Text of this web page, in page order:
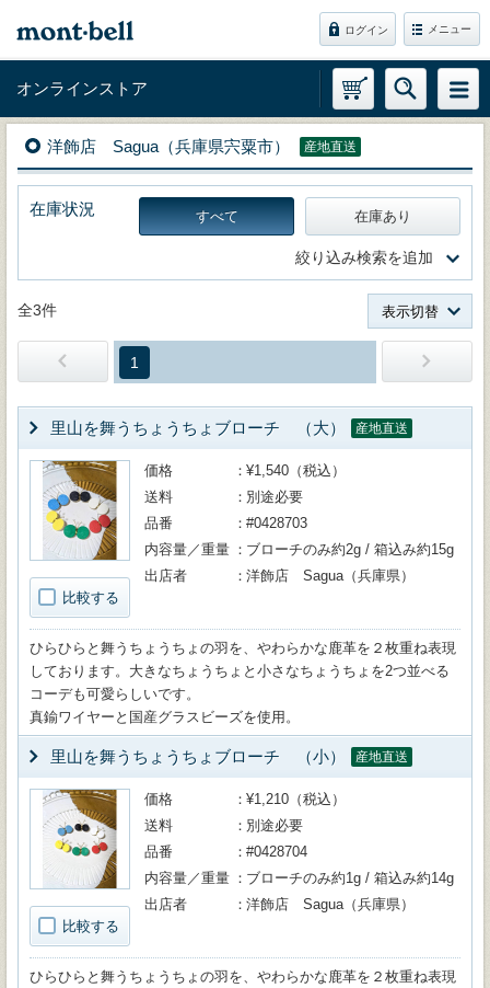
ログイン メニュー
オンラインストア
洋飾店 Sagua（兵庫県宍粟市） 産地直送
在庫状況 すべて 在庫あり
絞り込み検索を追加
全3件 表示切替
1
里山を舞うちょうちょブローチ （大） 産地直送
比較する
価格
¥1,540（税込）
送料
別途必要
品番
#0428703
内容量／重量
ブローチのみ約2g / 箱込み約15g
出店者
洋飾店 Sagua（兵庫県）
ひらひらと舞うちょうちょの羽を、やわらかな鹿革を２枚重ね表現
しております。大きなちょうちょと小さなちょうちょを2つ並べる
コーデも可愛らしいです。
真鍮ワイヤーと国産グラスビーズを使用。
里山を舞うちょうちょブローチ （小） 産地直送
比較する
価格
¥1,210（税込）
送料
別途必要
品番
#0428704
内容量／重量
ブローチのみ約1g / 箱込み約14g
出店者
洋飾店 Sagua（兵庫県）
ひらひらと舞うちょうちょの羽を、やわらかな鹿革を２枚重ね表現